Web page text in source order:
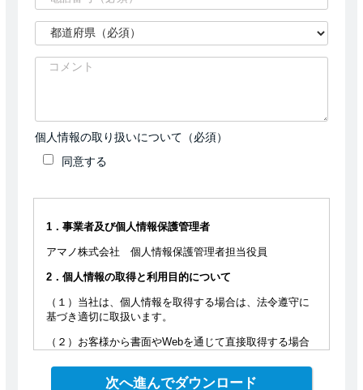
個人情報の取り扱いについて（必須）
同意する
1．事業者及び個人情報保護管理者
アマノ株式会社 個人情報保護管理者担当役員
2．個人情報の取得と利用目的について
（１）当社は、個人情報を取得する場合は、法令遵守に
基づき適切に取扱います。
（２）お客様から書面やWebを通じて直接取得する場合
取得時の状況から利用目的が明らかな場合は、この限り
ではありません。